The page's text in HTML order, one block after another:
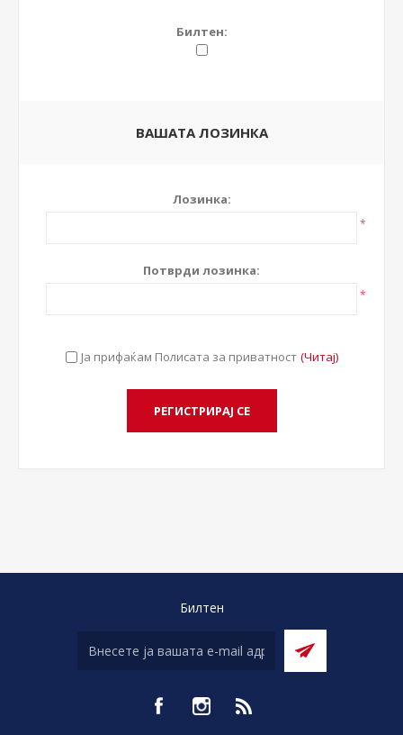
Билтен:
ВАШАТА ЛОЗИНКА
Лозинка:
*
Потврди лозинка:
*
Ја прифаќам Полисата за приватност (Читај)
Билтен